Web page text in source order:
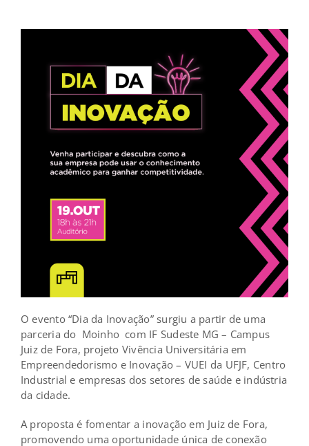
O evento “Dia da Inovação” surgiu a partir de uma
parceria do Moinho com IF Sudeste MG – Campus
Juiz de Fora, projeto Vivência Universitária em
Empreendedorismo e Inovação – VUEI da UFJF, Centro
Industrial e empresas dos setores de saúde e indústria
da cidade.
A proposta é fomentar a inovação em Juiz de Fora,
promovendo uma oportunidade única de conexão